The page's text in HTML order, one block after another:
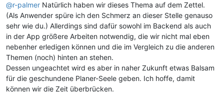
@r-palmer Natürlich haben wir dieses Thema auf dem Zettel.
(Als Anwender spüre ich den Schmerz an dieser Stelle genauso
sehr wie du.) Allerdings sind dafür sowohl im Backend als auch
in der App größere Arbeiten notwendig, die wir nicht mal eben
nebenher erledigen können und die im Vergleich zu die anderen
Themen (noch) hinten an stehen.
Dessen ungeachtet wird es aber in naher Zukunft etwas Balsam
für die geschundene Planer-Seele geben. Ich hoffe, damit
können wir die Zeit überbrücken.